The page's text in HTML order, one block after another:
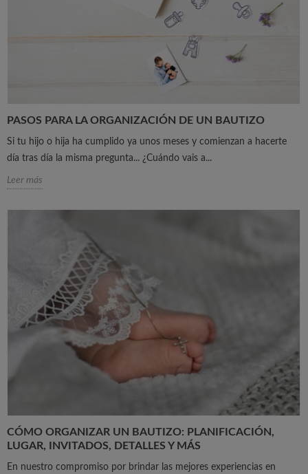
PASOS PARA LA ORGANIZACIÓN DE UN BAUTIZO
Si tu hijo o hija ha cumplido ya unos meses y comienzan a hacerte
día tras día la misma pregunta... ¿Cuándo vais a...
Leer más
CÓMO ORGANIZAR UN BAUTIZO: PLANIFICACIÓN,
LUGAR, INVITADOS, DETALLES Y MÁS
En nuestro compromiso por brindar las mejores experiencias en